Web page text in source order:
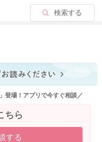
検索する
登場！アプリで今すぐ相談／
ちら
する